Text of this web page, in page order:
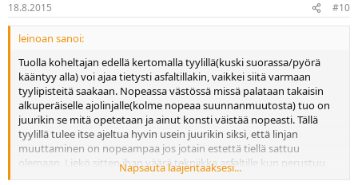
18.8.2015 #10
leinoan sanoi:
Tuolla koheltajan edellä kertomalla tyylillä(kuski suorassa/pyörä
kääntyy alla) voi ajaa tietysti asfaltillakin, vaikkei siitä varmaan
tyylipisteitä saakaan. Nopeassa västössä missä palataan takaisin
alkuperäiselle ajolinjalle(kolme nopeaa suunnanmuutosta) tuo on
juurikin se mitä opetetaan ja ainut konsti väistää nopeasti. Tällä
tyylillä tulee itse ajeltua hyvin usein juurikin siksi, että linjan
muuttaminen on nopeampaa jos jotain estettä tiellä sattuu
olemaan. Liekö sitten ihan väärä tekniikka asfaltille,kun perustuu
hyvin pitkälti pelkästään vastaohjaukeen eikä juurikaan kropalla
Napsauta laajentaaksesi...